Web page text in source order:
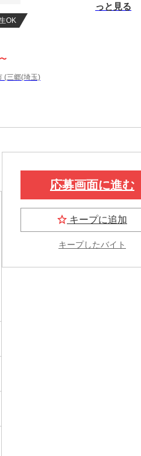
OK
(三郷(埼玉)
っと見る
応募画面に進む
キープに追加
キープしたバイト